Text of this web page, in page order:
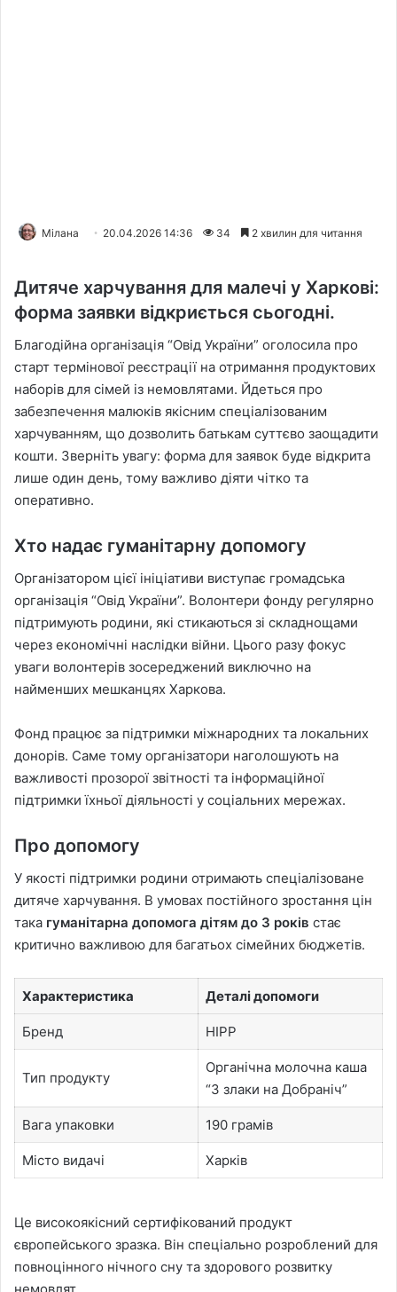
Мілана 20.04.2026 14:36 34 2 хвилин для читання
Дитяче харчування для малечі у Харкові:
форма заявки відкриється сьогодні.
Благодійна організація “Овід України” оголосила про
старт термінової реєстрації на отримання продуктових
наборів для сімей із немовлятами. Йдеться про
забезпечення малюків якісним спеціалізованим
харчуванням, що дозволить батькам суттєво заощадити
кошти. Зверніть увагу: форма для заявок буде відкрита
лише один день, тому важливо діяти чітко та
оперативно.
Хто надає гуманітарну допомогу
Організатором цієї ініціативи виступає громадська
організація “Овід України”. Волонтери фонду регулярно
підтримують родини, які стикаються зі складнощами
через економічні наслідки війни. Цього разу фокус
уваги волонтерів зосереджений виключно на
найменших мешканцях Харкова.
Фонд працює за підтримки міжнародних та локальних
донорів. Саме тому організатори наголошують на
важливості прозорої звітності та інформаційної
підтримки їхньої діяльності у соціальних мережах.
Про допомогу
У якості підтримки родини отримають спеціалізоване
дитяче харчування. В умовах постійного зростання цін
така гуманітарна допомога дітям до 3 років стає
критично важливою для багатьох сімейних бюджетів.
Характеристика Деталі допомоги
Бренд HIPP
Тип продукту
Органічна молочна каша
“3 злаки на Добраніч”
Вага упаковки 190 грамів
Місто видачі Харків
Це високоякісний сертифікований продукт
європейського зразка. Він спеціально розроблений для
повноцінного нічного сну та здорового розвитку